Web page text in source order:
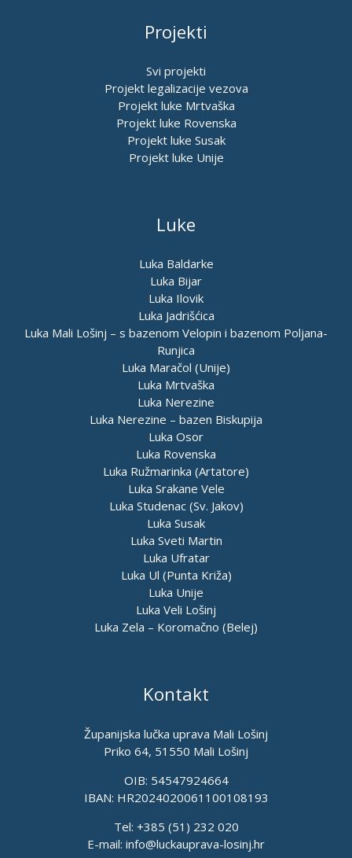
Projekti
Svi projekti
Projekt legalizacije vezova
Projekt luke Mrtvaška
Projekt luke Rovenska
Projekt luke Susak
Projekt luke Unije
Luke
Luka Baldarke
Luka Bijar
Luka Ilovik
Luka Jadrišćica
Luka Mali Lošinj – s bazenom Velopin i bazenom Poljana-
Runjica
Luka Maračol (Unije)
Luka Mrtvaška
Luka Nerezine
Luka Nerezine – bazen Biskupija
Luka Osor
Luka Rovenska
Luka Ružmarinka (Artatore)
Luka Srakane Vele
Luka Studenac (Sv. Jakov)
Luka Susak
Luka Sveti Martin
Luka Ufratar
Luka Ul (Punta Križa)
Luka Unije
Luka Veli Lošinj
Luka Zela – Koromačno (Belej)
Kontakt
Županijska lučka uprava Mali Lošinj
Priko 64, 51550 Mali Lošinj
OIB: 54547924664
IBAN: HR2024020061100108193
Tel: +385 (51) 232 020
E-mail: info@luckauprava-losinj.hr